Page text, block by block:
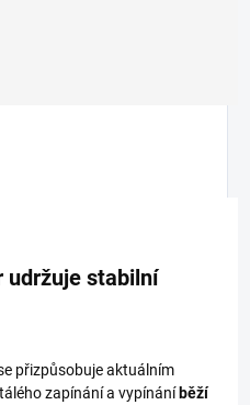
udržuje stabilní
přizpůsobuje aktuálním
zapínání a vypínání běží